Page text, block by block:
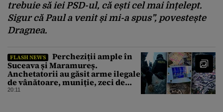
trebuie să iei PSD-ul, că ești cel mai înțelept.
Sigur că Paul a venit și mi-a spus”, povestește
Dragnea.
FLASH NEWS
Percheziții ample în
Suceava și Maramureș.
Anchetatorii au găsit arme ilegale
de vânătoare, muniție, zeci de
trofee de vânat și materiale
20:11